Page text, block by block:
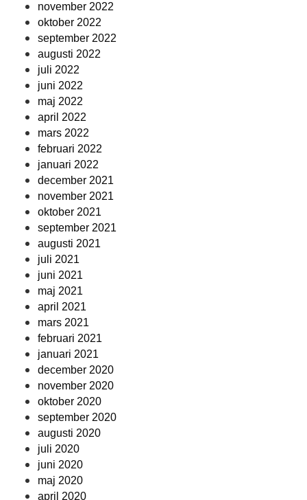
november 2022
oktober 2022
september 2022
augusti 2022
juli 2022
juni 2022
maj 2022
april 2022
mars 2022
februari 2022
januari 2022
december 2021
november 2021
oktober 2021
september 2021
augusti 2021
juli 2021
juni 2021
maj 2021
april 2021
mars 2021
februari 2021
januari 2021
december 2020
november 2020
oktober 2020
september 2020
augusti 2020
juli 2020
juni 2020
maj 2020
april 2020